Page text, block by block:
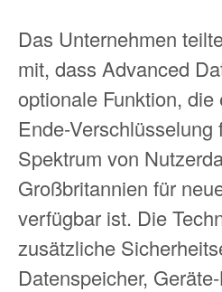
Das Unternehmen
mit, dass Advanced
optionale Funktion,
Ende-Verschlüsselung
Spektrum von
Großbritannien für
verfügbar ist. Die
zusätzliche
Datenspeicher,